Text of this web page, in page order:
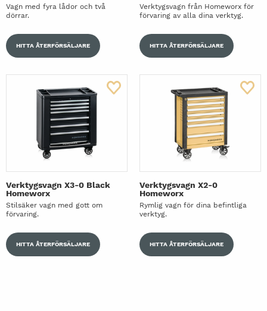
Vagn med fyra lådor och två
dörrar.
HITTA ÅTERFÖRSÄLJARE
Verktygsvagn från Homeworx för
förvaring av alla dina verktyg.
HITTA ÅTERFÖRSÄLJARE
Verktygsvagn X3-0 Black
Homeworx
Stilsäker vagn med gott om
förvaring.
HITTA ÅTERFÖRSÄLJARE
Verktygsvagn X2-0
Homeworx
Rymlig vagn för dina befintliga
verktyg.
HITTA ÅTERFÖRSÄLJARE